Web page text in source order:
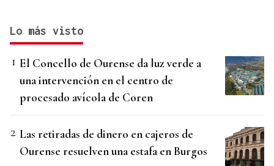
Lo más visto
El Concello de Ourense da luz verde a
una intervención en el centro de
procesado avícola de Coren
Las retiradas de dinero en cajeros de
Ourense resuelven una estafa en Burgos